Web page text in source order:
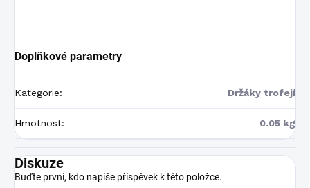
Doplňkové parametry
Kategorie: Držáky trofejí
Hmotnost: 0.05 kg
Diskuze
Buďte první, kdo napíše příspěvek k této položce.